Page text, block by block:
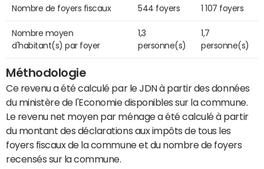
Nombre de foyers fiscaux 544 foyers 1 107 foyers
Nombre moyen
d'habitant(s) par foyer
1,3
personne(s)
1,7
personne(s)
Méthodologie
Ce revenu a été calculé par le JDN à partir des données
du ministère de l'Economie disponibles sur la commune.
Le revenu net moyen par ménage a été calculé à partir
du montant des déclarations aux impôts de tous les
foyers fiscaux de la commune et du nombre de foyers
recensés sur la commune.